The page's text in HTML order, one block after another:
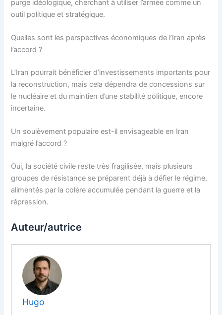
purge idéologique, cherchant à utiliser l’armée comme un
outil politique et stratégique.
Quelles sont les perspectives économiques de l’Iran après
l’accord ?
L’Iran pourrait bénéficier d’investissements importants pour
la reconstruction, mais cela dépendra de concessions sur
le nucléaire et du maintien d’une stabilité politique, encore
incertaine.
Un soulèvement populaire est-il envisageable en Iran
malgré l’accord ?
Oui, la société civile reste très fragilisée, mais plusieurs
groupes de résistance se préparent déjà à défier le régime,
alimentés par la colère accumulée pendant la guerre et la
répression.
Auteur/autrice
Hugo